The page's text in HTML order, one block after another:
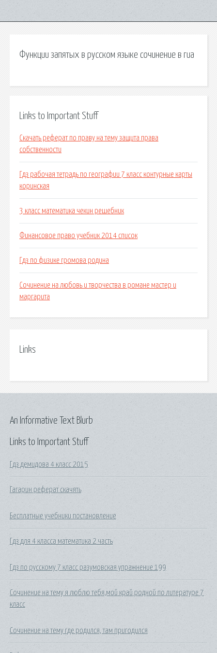
Функции запятых в русском языке сочинение в гиа
Links to Important Stuff
Скачать реферат по праву на тему защита права
собственности
Гдз рабочая тетрадь по географии 7 класс контурные карты
коринская
3 класс математика чекин решебник
Финансовое право учебник 2014 список
Гдз по физике громова родина
Сочинение на любовь и творчества в романе мастер и
маргарита
Links
Links to Important Stuff
Гдз демидова 4 класс 2015
Гагарин реферат скачять
Бесплатные учебники постановление
Гдз для 4 класса математика 2 часть
Гдз по русскому 7 класс разумовская упражнение 199
Сочинение на тему я люблю тебя,мой край родной по литературе 7
класс
Сочинение на тему где родился, там пригодился
An Informative Text Blurb